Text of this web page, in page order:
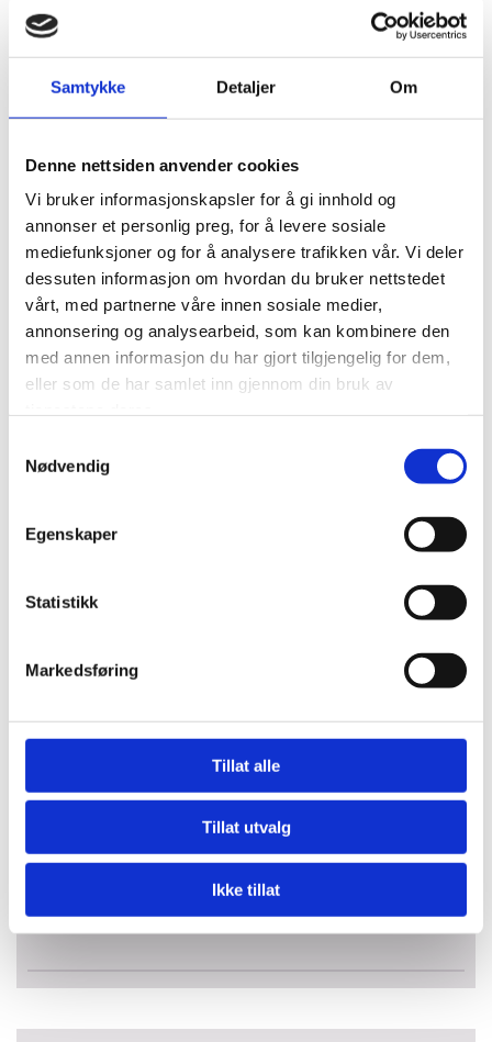
Samtykke Detaljer Om
Denne nettsiden anvender cookies
Vi bruker informasjonskapsler for å gi innhold og
annonser et personlig preg, for å levere sosiale
mediefunksjoner og for å analysere trafikken vår. Vi deler
dessuten informasjon om hvordan du bruker nettstedet
vårt, med partnerne våre innen sosiale medier,
annonsering og analysearbeid, som kan kombinere den
med annen informasjon du har gjort tilgjengelig for dem,
eller som de har samlet inn gjennom din bruk av
Nødvendig
Egenskaper
Statistikk
Markedsføring
Tillat alle
Tillat utvalg
Ikke tillat
STRIPER HELE HODET +
LENGDENE
2300,-
ETTERVEKST
STRIPER HALVE HODET +
LENGDENE
1890,-
SHIMRING
STYLING SKULDERLANGT